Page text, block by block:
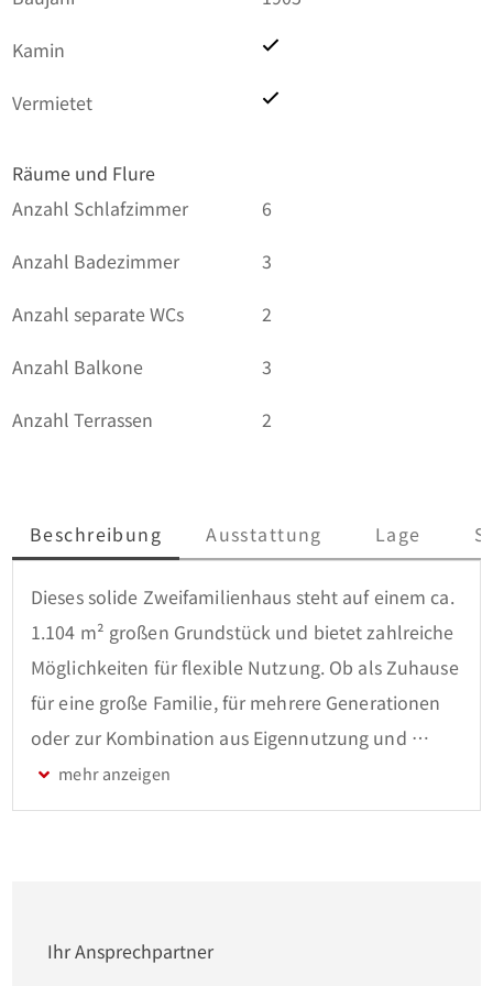
Kamin
Vermietet
Räume und Flure
Anzahl Schlafzimmer
6
Anzahl Badezimmer
3
Anzahl separate WCs
2
Anzahl Balkone
3
Anzahl Terrassen
2
Beschreibung Ausstattung Lage
Dieses solide Zweifamilienhaus steht auf einem ca.
1.104 m² großen Grundstück und bietet zahlreiche
Möglichkeiten für flexible Nutzung. Ob als Zuhause
für eine große Familie, für mehrere Generationen
oder zur Kombination aus Eigennutzung und
Vermietung – die Immobilie verfügt über
ausreichend Platz und eine praktische Aufteilung.
Abstellmöglichkeiten.
Ihr Ansprechpartner